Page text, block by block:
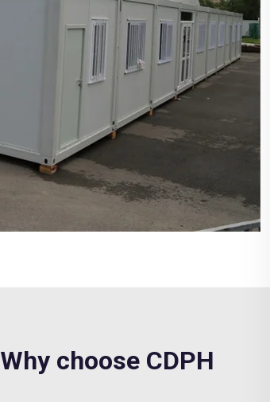
Why choose CDPH منازل حديثة صغيرة مسبقة الصنع?